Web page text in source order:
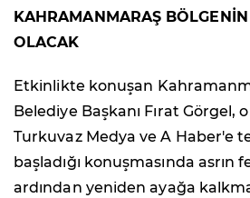
KAHRAMANMARAŞ
OLACAK
Etkinlikte konuşan
Belediye Başkanı Fırat Görgel,
Turkuvaz Medya ve A Haber'e
başladığı konuşmasında
ardından yeniden ayağa